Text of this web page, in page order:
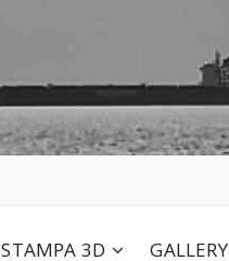
STAMPA 3D GALLERY